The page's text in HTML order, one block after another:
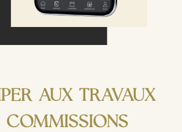
AUX TRAVAUX
COMMISSIONS